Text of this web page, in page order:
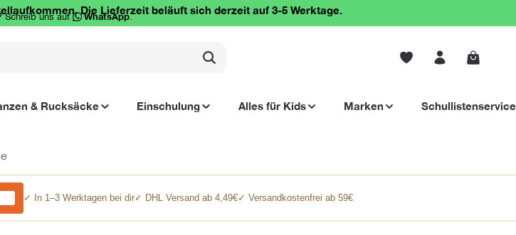
Die Lieferzeit beläuft sich derzeit auf 3-5 Werktage.
Schreib uns auf WhatsApp.
& Rucksäcke Einschulung Alles für Kids Marken Schullistenservice
✓ In 1–3 Werktagen bei dir✓ DHL Versand ab 4,49€✓ Versandkostenfrei ab 59€